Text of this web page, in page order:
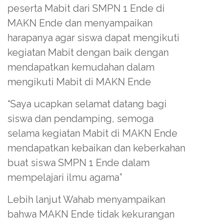
peserta Mabit dari SMPN 1 Ende di
MAKN Ende dan menyampaikan
harapanya agar siswa dapat mengikuti
kegiatan Mabit dengan baik dengan
mendapatkan kemudahan dalam
mengikuti Mabit di MAKN Ende
“Saya ucapkan selamat datang bagi
siswa dan pendamping, semoga
selama kegiatan Mabit di MAKN Ende
mendapatkan kebaikan dan keberkahan
buat siswa SMPN 1 Ende dalam
mempelajari ilmu agama”
Lebih lanjut Wahab menyampaikan
bahwa MAKN Ende tidak kekurangan